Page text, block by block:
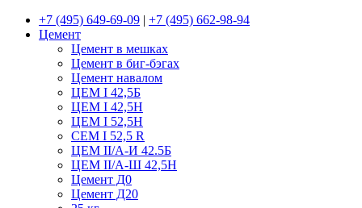
+7 (495) 649-69-09 | +7 (495) 662-98-94
Цемент
Цемент в мешках
Цемент в биг-бэгах
Цемент навалом
ЦЕМ I 42,5Б
ЦЕМ I 42,5Н
ЦЕМ I 52,5Н
CEM I 52,5 R
ЦЕМ II/А-И 42.5Б
ЦЕМ II/А-Ш 42,5Н
Цемент Д0
Цемент Д20